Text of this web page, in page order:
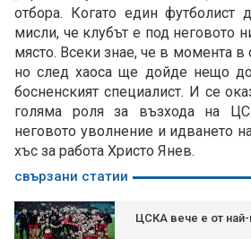
отбора. Когато един
мисли, че клубът е под неговото
място. Всеки знае, че в момента в
но след хаоса ще дойде нещо
босненският специалист. И се
голяма роля за възхода на
неговото уволнение и идването
хъс за работа Христо Янев.
свързани статии
ЦСКА вече е от